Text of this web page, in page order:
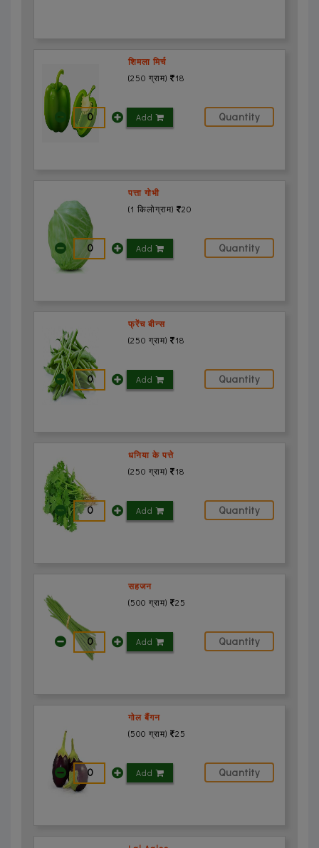
शिमला मिर्च
(250 ग्राम) 18
Add
पत्ता गोभी
(1 किलोग्राम) 20
Add
फ्रेंच बीन्स
(250 ग्राम) 18
Add
धनिया के पत्ते
(250 ग्राम) 18
Add
सहजन
(500 ग्राम) 25
Add
गोल बैंगन
(500 ग्राम) 25
Add